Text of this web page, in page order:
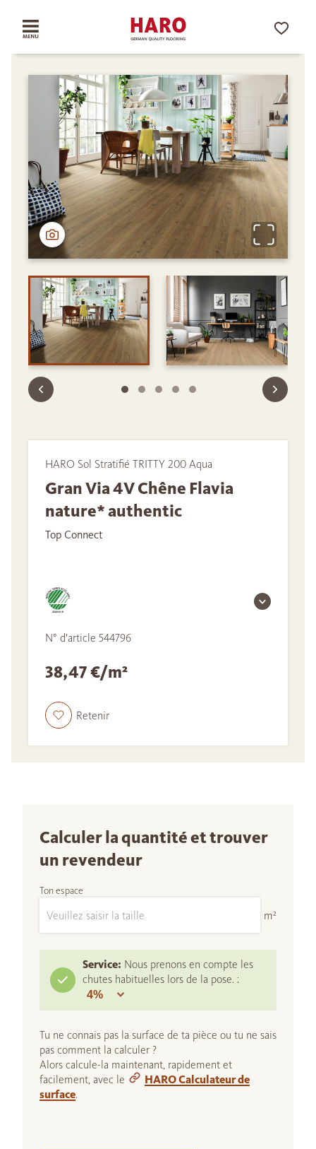
HARO Sol Stratifié TRITTY 200 Aqua
Gran Via 4V Chêne Flavia
nature* authentic
Top Connect
N° d'article 544796
38,47 €/m²
Retenir
Calculer la quantité et trouver
un revendeur
Ton espace
m²
Service: Nous prenons en compte les
chutes habituelles lors de la pose. :
Tu ne connais pas la surface de ta pièce ou tu ne sais
pas comment la calculer ?
Alors calcule-la maintenant, rapidement et
facilement, avec le
HARO Calculateur de
surface.